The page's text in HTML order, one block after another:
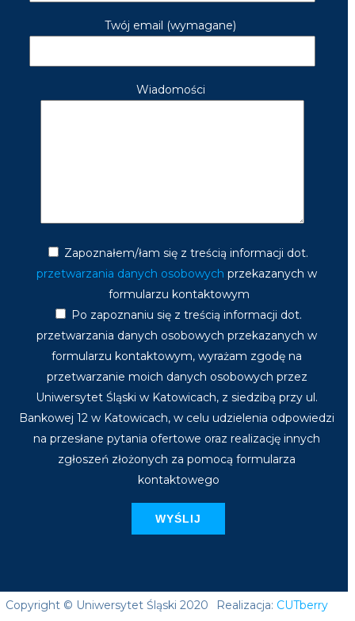
Twój email (wymagane)
Wiadomości
Zapoznałem/łam się z treścią informacji dot.
przetwarzania danych osobowych przekazanych w
formularzu kontaktowym
Po zapoznaniu się z treścią informacji dot.
przetwarzania danych osobowych przekazanych w
formularzu kontaktowym, wyrażam zgodę na
przetwarzanie moich danych osobowych przez
Uniwersytet Śląski w Katowicach, z siedzibą przy ul.
Bankowej 12 w Katowicach, w celu udzielenia odpowiedzi
na przesłane pytania ofertowe oraz realizację innych
zgłoszeń złożonych za pomocą formularza
kontaktowego
Copyright © Uniwersytet Śląski 2020 Realizacja: CUTberry